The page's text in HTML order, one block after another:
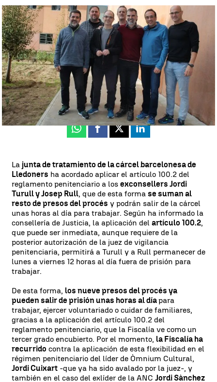
Todos los políticos presos por el 'procés' tienen permiso para salir
varios días a la semana |Antena 3 Noticias
Antena 3 Noticias Barcelona
Actualizado:05 de marzo de 2020, 20:38
Publicado:05 de marzo de 2020, 17:18
Whatsapp
Facebook
X Linkedin
La junta de tratamiento de la cárcel barcelonesa de
Lledoners ha acordado aplicar el artículo 100.2 del
reglamento penitenciario a los exconsellers Jordi
Turull y Josep Rull, que de esta forma se suman al
resto de presos del procés y podrán salir de la cárcel
unas horas al día para trabajar. Según ha informado la
consellería de Justicia, la aplicación del artículo 100.2,
que puede ser inmediata, aunque requiere de la
posterior autorización de la juez de vigilancia
penitenciaria, permitirá a Turull y a Rull permanecer de
lunes a viernes 12 horas al día fuera de prisión para
trabajar.
De esta forma, los nueve presos del procés ya
pueden salir de prisión unas horas al díapara
trabajar, ejercer voluntariado o cuidar de familiares,
gracias a la aplicación del artículo 100.2 del
reglamento penitenciario, que la Fiscalía ve como un
tercer grado encubierto. Por el momento, la Fiscalía ha
recurrido contra la aplicación de esta flexibilidad en el
régimen penitenciario del líder de Òmnium Cultural,
Jordi Cuixart -que ya ha sido avalado por la juez-, y
también en el caso del exlíder de la ANC Jordi Sànchez